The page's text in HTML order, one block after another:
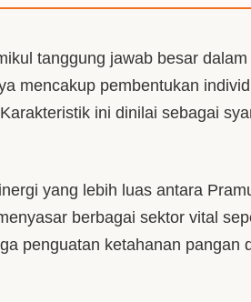
tanggung jawab besar
mencakup pembentukan
ini dinilai sebagai
yang lebih luas antara
berbagai sektor vital
penguatan ketahanan pangan